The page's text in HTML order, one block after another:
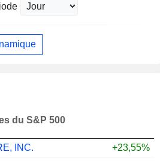
du S&P 500
INC. +23,55%